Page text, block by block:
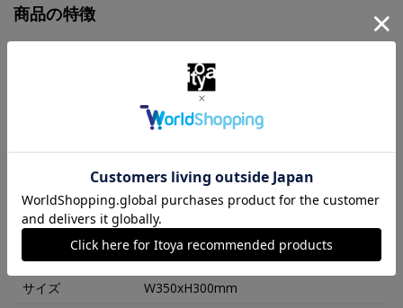
商品の特徴
伊東屋の包装紙をモチーフにデザインした別製のシュパッ
トに新色ができました。 生地に伊東屋のロゴを散りばめ
Ｓｈｕｐａｔｔｏ（シュパット）は、「エコバッグってた
たむのが面倒」という声から生まれた一気にたためるバッ
グです。
生地にプリーツ加工を施し、あらかじめ折り目をつけてい
ます。
両端を引っ張ると一気に帯状になり、一瞬で折りたためる
商品仕様・スペック
ブルー
サイズ
W350xH300mm